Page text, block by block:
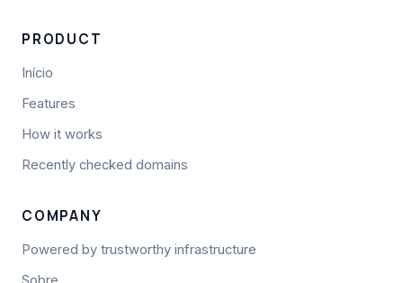
PRODUCT
Início
Features
How it works
Recently checked domains
COMPANY
Powered by trustworthy infrastructure